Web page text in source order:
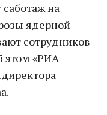
на
ядерной
сотрудников
этом «РИА